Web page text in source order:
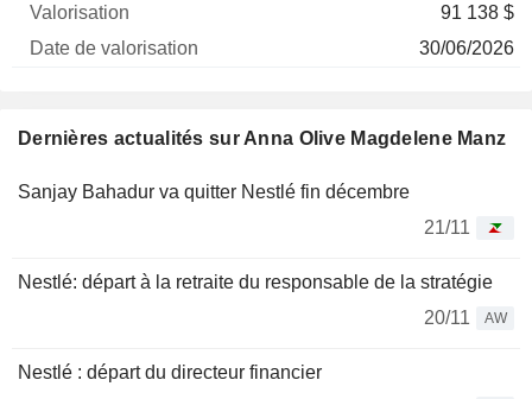
91 138 $
30/06/2026
Dernières actualités sur Anna Olive Magdelene Manz
Sanjay Bahadur va quitter Nestlé fin décembre
21/11
Nestlé: départ à la retraite du responsable de la stratégie
20/11
AW
Nestlé : départ du directeur financier